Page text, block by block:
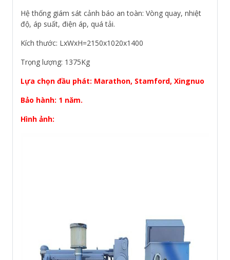
Hệ thống giám sát cảnh báo an toàn: Vòng quay, nhiệt
độ, áp suất, điện áp, quá tải.
Kích thước: LxWxH=2150x1020x1400
Trọng lượng: 1375Kg
Lựa chọn đầu phát: Marathon, Stamford, Xingnuo
Bảo hành: 1 năm.
Hình ảnh: